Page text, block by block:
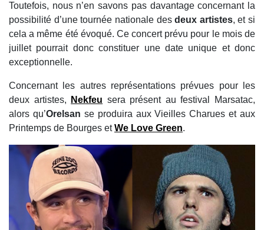
Toutefois, nous n’en savons pas davantage concernant la
possibilité d’une tournée nationale desdeux artistes, et si
cela a même été évoqué. Ce concert prévu pour le mois de
juillet pourrait donc constituer une date unique et donc
exceptionnelle.
Concernant les autres représentations prévues pour les
deux artistes,
Nekfeu sera présent au festival Marsatac,
alors qu’Orelsan se produira aux Vieilles Charues et aux
Printemps de Bourges etWe Love Green.